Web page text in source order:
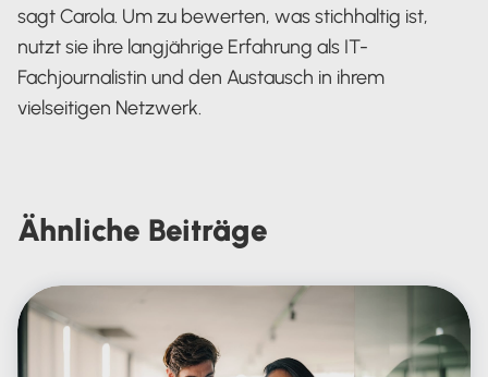
sagt Carola. Um zu bewerten, was stichhaltig ist,
nutzt sie ihre langjährige Erfahrung als IT-
Fachjournalistin und den Austausch in ihrem
vielseitigen Netzwerk.
Ähnliche Beiträge